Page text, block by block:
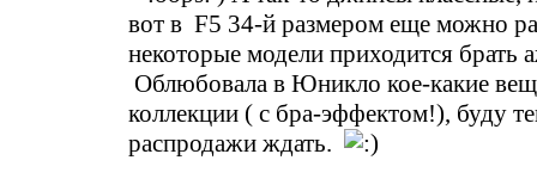
вот в F5 34-й размером еще можно
некоторые модели приходится брать
Облюбовала в Юникло кое-какие
коллекции ( с бра-эффектом!), буду
распродажи ждать.